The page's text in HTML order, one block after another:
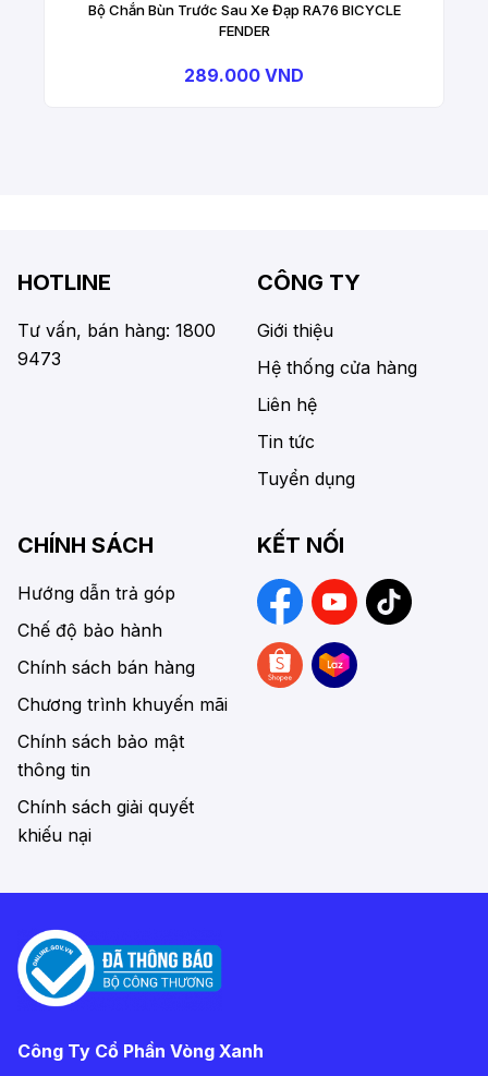
Bộ Chắn Bùn Trước Sau Xe Đạp RA76 BICYCLE
FENDER
289.000 VND
HOTLINE
Tư vấn, bán hàng: 1800
9473
CÔNG TY
Giới thiệu
Hệ thống cửa hàng
Liên hệ
Tin tức
Tuyển dụng
CHÍNH SÁCH
Hướng dẫn trả góp
Chế độ bảo hành
Chính sách bán hàng
Chương trình khuyến mãi
Chính sách bảo mật
thông tin
Chính sách giải quyết
khiếu nại
KẾT NỐI
Công Ty Cổ Phần Vòng Xanh